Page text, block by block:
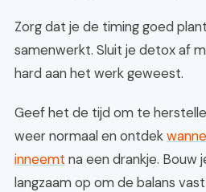
Zorg dat je de timing goed
samenwerkt. Sluit je detox af
hard aan het werk geweest.
Geef het de tijd om te
weer normaal en ontdek
inneemt na een drankje. Bouw
langzaam op om de balans